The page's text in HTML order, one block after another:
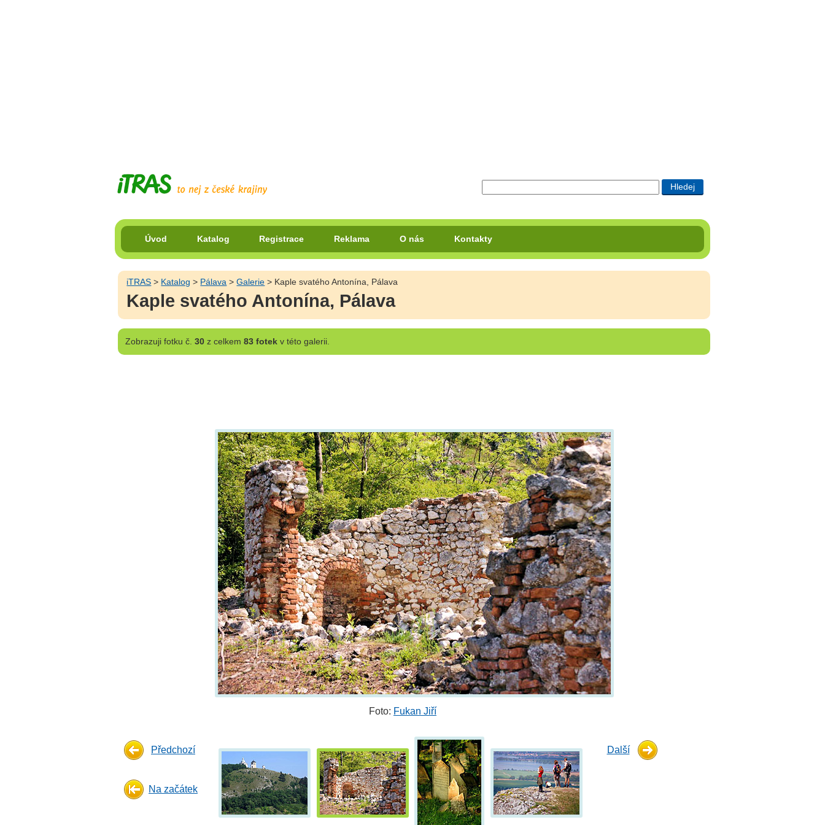
Úvod Katalog Registrace Reklama O nás Kontakty
iTRAS > Katalog > Pálava >Galerie > Kaple svatého Antonína, Pálava
Kaple svatého Antonína, Pálava
Zobrazujifotku č. 30z celkem 83 fotekv této galerii.
Foto: Fukan Jiří
Předchozí
Na začátek
Další